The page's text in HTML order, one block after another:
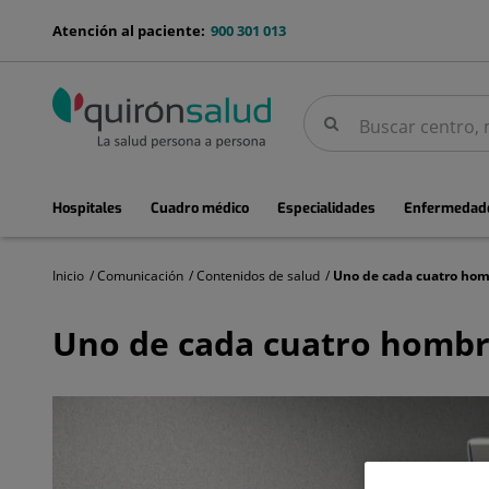
menu-
900 301 013
Atención al paciente:
BuscarBuscar
menuPrincipal
Hospitales Cuadro médico Especialidades
Inicio Comunicación Contenidos de salud
cada
Uno de cada cuatro